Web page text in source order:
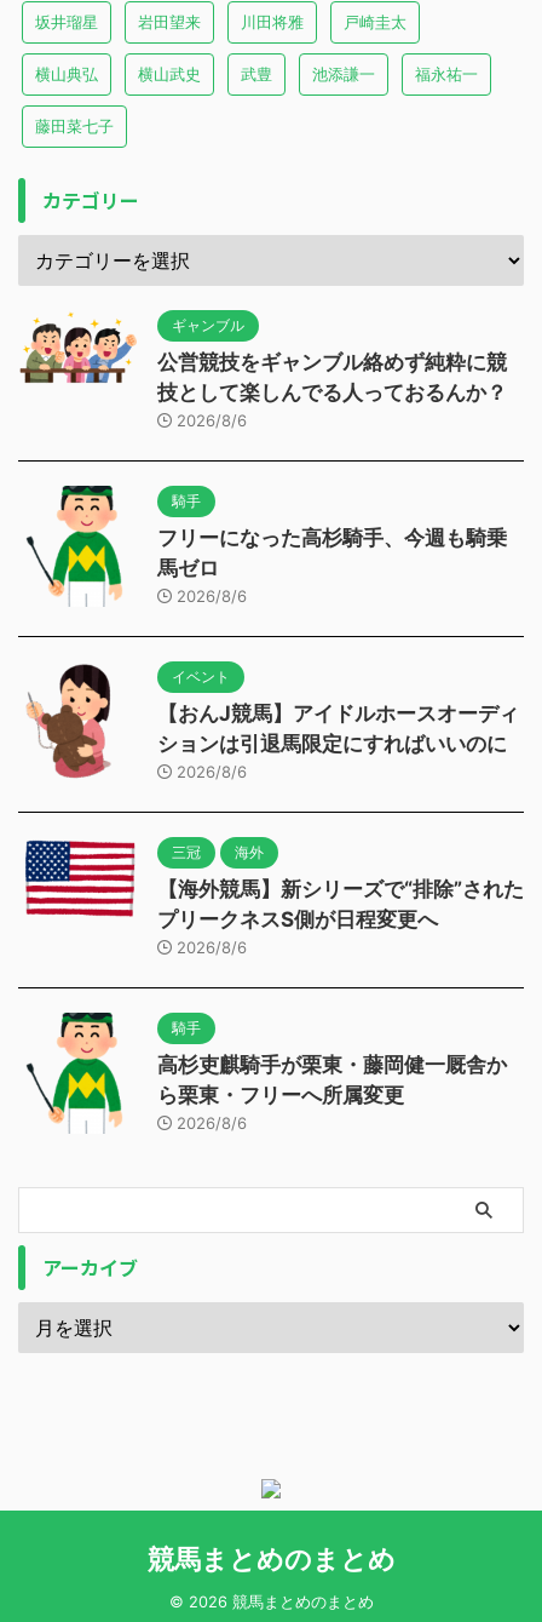
坂井瑠星 岩田望来 川田将雅 戸崎圭太
横山典弘 横山武史 武豊 池添謙一 福永祐一
藤田菜七子
カテゴリー
ギャンブル
公営競技をギャンブル絡めず純粋に競
技として楽しんでる人っておるんか？
2026/8/6
騎手
フリーになった高杉騎手、今週も騎乗
馬ゼロ
2026/8/6
イベント
【おんJ競馬】アイドルホースオーディ
ションは引退馬限定にすればいいのに
2026/8/6
三冠 海外
【海外競馬】新シリーズで“排除”された
プリークネスS側が日程変更へ
2026/8/6
騎手
高杉吏麒騎手が栗東・藤岡健一厩舎か
ら栗東・フリーへ所属変更
2026/8/6
アーカイブ
競馬まとめのまとめ
© 2026 競馬まとめのまとめ